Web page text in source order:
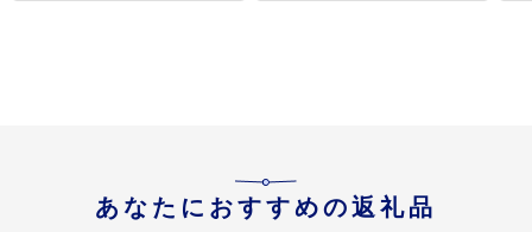
あなたにおすすめの返礼品